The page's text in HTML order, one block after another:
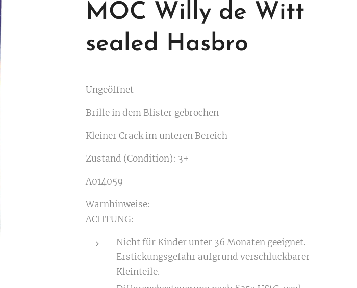
MOC Willy de Witt
sealed Hasbro
Ungeöffnet
Brille in dem Blister gebrochen
Kleiner Crack im unteren Bereich
Zustand (Condition): 3+
A014059
Warnhinweise:
ACHTUNG:
Nicht für Kinder unter 36 Monaten geeignet.
Erstickungsgefahr aufgrund verschluckbarer
Kleinteile.